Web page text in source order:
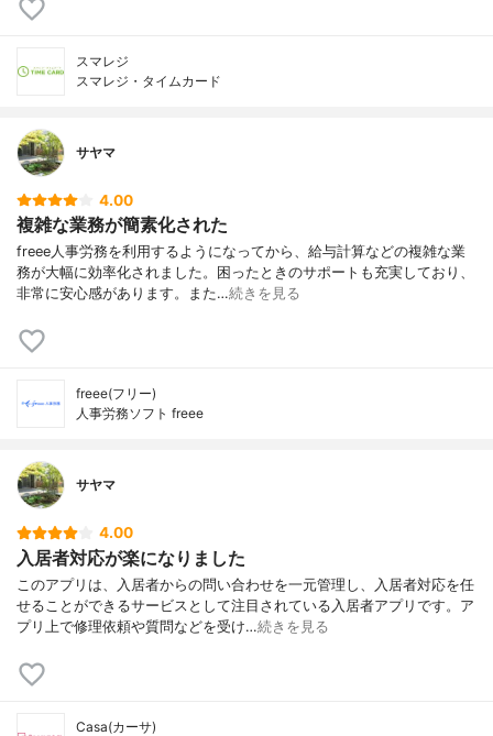
スマレジ
スマレジ・タイムカード
サヤマ
4.00
複雑な業務が簡素化された
freee人事労務を利用するようになってから、給与計算などの複雑な業
務が大幅に効率化されました。困ったときのサポートも充実しており、
非常に安心感があります。また…続きを見る
freee(フリー)
人事労務ソフト freee
サヤマ
4.00
入居者対応が楽になりました
このアプリは、入居者からの問い合わせを一元管理し、入居者対応を任
せることができるサービスとして注目されている入居者アプリです。ア
プリ上で修理依頼や質問などを受け…続きを見る
Casa(カーサ)